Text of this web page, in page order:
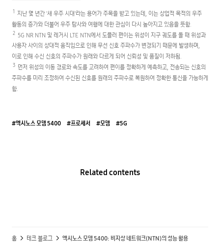
1 지난 몇 년간 '새 우주 시대'라는 용어가 주목을 받고 있는데, 이는 상업적 목적의 우주
활동의 증가와 더불어 우주 탐사와 여행에 대한 관심이 다시 높아지고 있음을 뜻함.
2 5G NR NTN 및 레거시 LTE NTN에서 도플러 편이는 위성이 지구 궤도를 돌 때 위성과
사용자 사이의 상대적 움직임으로 인해 무선 신호 주파수가 변경되기 때문에 발생하며,
이로 인해 수신 신호의 주파수가 원래와 다르게 되어 신뢰성 및 품질이 저하됨.
3 먼저 위성의 이동 경로와 속도를 고려하여 편이를 정확하게 예측하고, 전송되는 신호의
주파수를 미리 조정하여 수신된 신호를 원래의 주파수로 복원하여 정확한 통신을 가능하게
함.
#엑시노스 모뎀 5400 #프로세서 #모뎀 #5G
Related contents
홈 테크 블로그 엑시노스 모뎀 5400: 비지상 네트워크(NTN)의 성능 활용